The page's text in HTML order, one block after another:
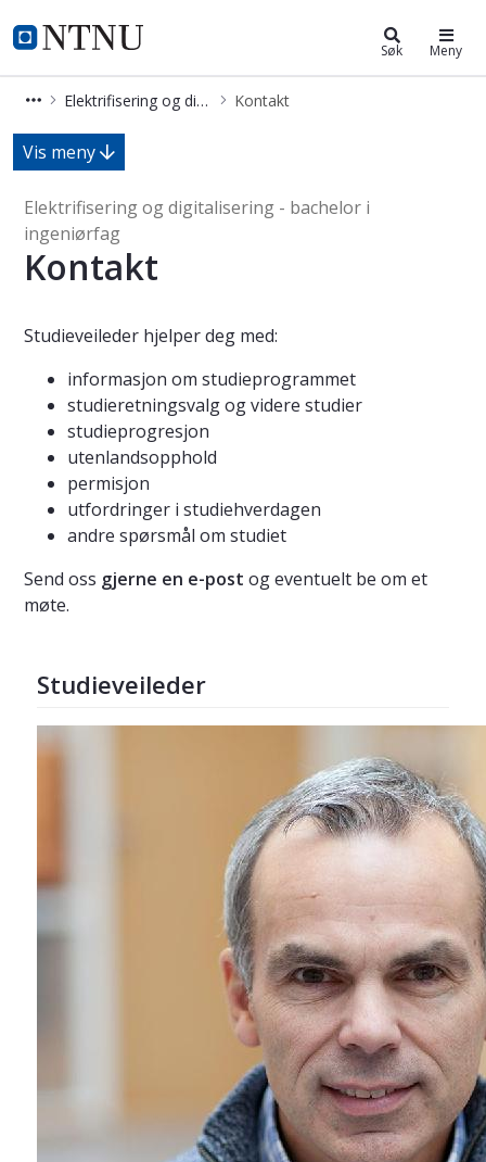
NTNU Hjemmeside
Elektrifisering og digitalisering -
Søk Meny
Elektrifisering og digitalisering - bachelor i ingeniørfag Kontakt
Kontakt - Elektrifisering og
Vis meny
Elektrifisering og digitalisering - bachelor i
ingeniørfag
Kontakt
Studieveileder hjelper deg med:
informasjon om studieprogrammet
studieretningsvalg og videre studier
studieprogresjon
utenlandsopphold
permisjon
utfordringer i studiehverdagen
andre spørsmål om studiet
Send oss gjerne en e-post og eventuelt be om et
møte.
Studieveileder